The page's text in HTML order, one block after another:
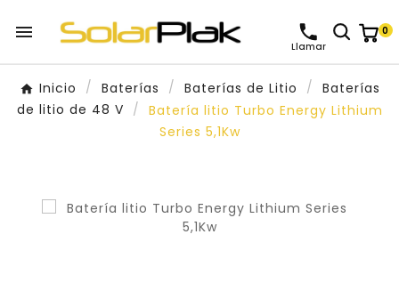

Llamar
0
Inicio Baterías Baterías de Litio
Baterías
de litio de 48 V
Batería litio Turbo Energy Lithium
Series 5,1Kw